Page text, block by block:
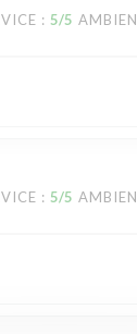
: 5/5
: 5/5